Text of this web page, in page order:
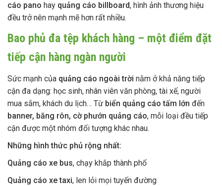
cáo pano hay quảng cáo billboard, hình ảnh thương hiệu
đều trở nên mạnh mẽ hơn rất nhiều.
Bao phủ đa tệp khách hàng – một điểm đặt
tiếp cận hàng ngàn người
Sức mạnh của quảng cáo ngoài trời nằm ở khả năng tiếp
cận đa dạng: học sinh, nhân viên văn phòng, tài xế, người
mua sắm, khách du lịch… Từ biển quảng cáo tấm lớn đến
banner, băng rôn, cờ phướn quảng cáo, mỗi loại đều tiếp
cận được một nhóm đối tượng khác nhau.
Những hình thức phủ rộng nhất:
Quảng cáo xe bus, chạy khắp thành phố
Quảng cáo xe taxi, len lỏi mọi tuyến đường